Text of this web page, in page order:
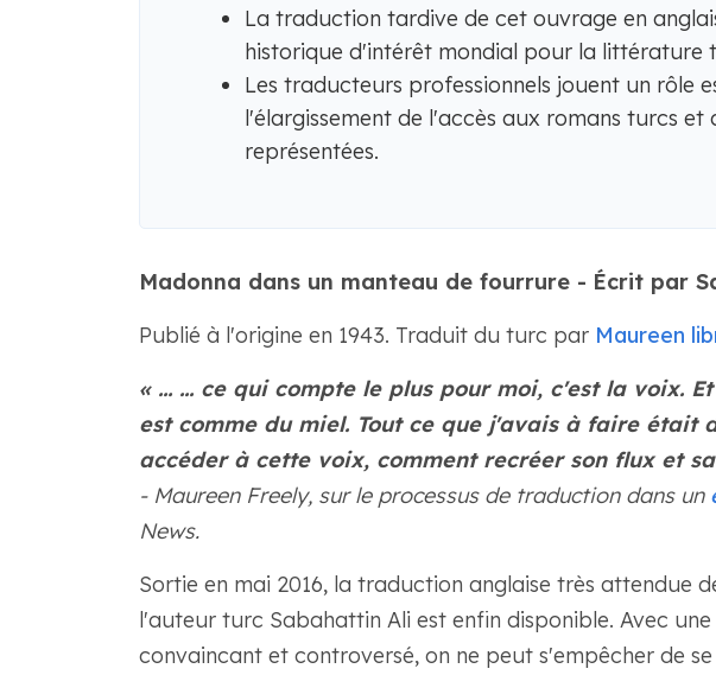
La traduction tardive de cet ouvrage en
historique d'intérêt mondial pour la littérature
Les traducteurs professionnels jouent un rôle
l'élargissement de l'accès aux romans turcs et
représentées.
Madonna dans un manteau de fourrure - Écrit par
Publié à l'origine en 1943. Traduit du turc parMaureen
« … ... ce qui compte le plus pour moi, c'est la voix.
est comme du miel. Tout ce que j'avais à faire était
accéder à cette voix, comment recréer son flux et
- Maureen Freely, sur le processus de traduction dans un
News.
Sortie en mai 2016, la traduction anglaise très attendue
l'auteur turc Sabahattin Ali est enfin disponible. Avec
convaincant et controversé, on ne peut s'empêcher de